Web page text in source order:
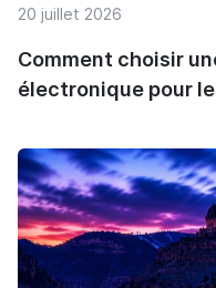
20 juillet 2026
Comment choisir
électronique pour